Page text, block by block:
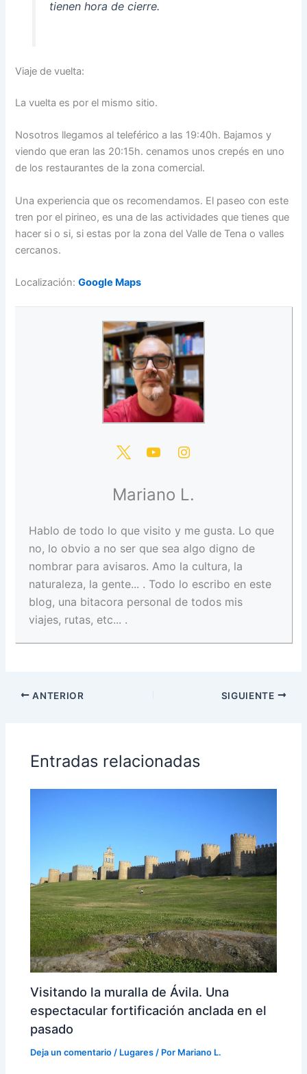
tienen hora de cierre.
Viaje de vuelta:
La vuelta es por el mismo sitio.
Nosotros llegamos al teleférico a las 19:40h. Bajamos y
viendo que eran las 20:15h. cenamos unos crepés en uno
de los restaurantes de la zona comercial.
Una experiencia que os recomendamos. El paseo con este
tren por el pirineo, es una de las actividades que tienes que
hacer si o si, si estas por la zona del Valle de Tena o valles
cercanos.
Localización:Google Maps
Mariano L.
Hablo de todo lo que visito y me gusta. Lo que
no, lo obvio a no ser que sea algo digno de
nombrar para avisaros. Amo la cultura, la
naturaleza, la gente... . Todo lo escribo en este
blog, una bitacora personal de todos mis
viajes, rutas, etc... .
ANTERIOR SIGUIENTE
Entradas relacionadas
Visitando la muralla de Ávila. Una
espectacular fortificación anclada en el
pasado
Deja un comentario / Lugares / Por Mariano L.